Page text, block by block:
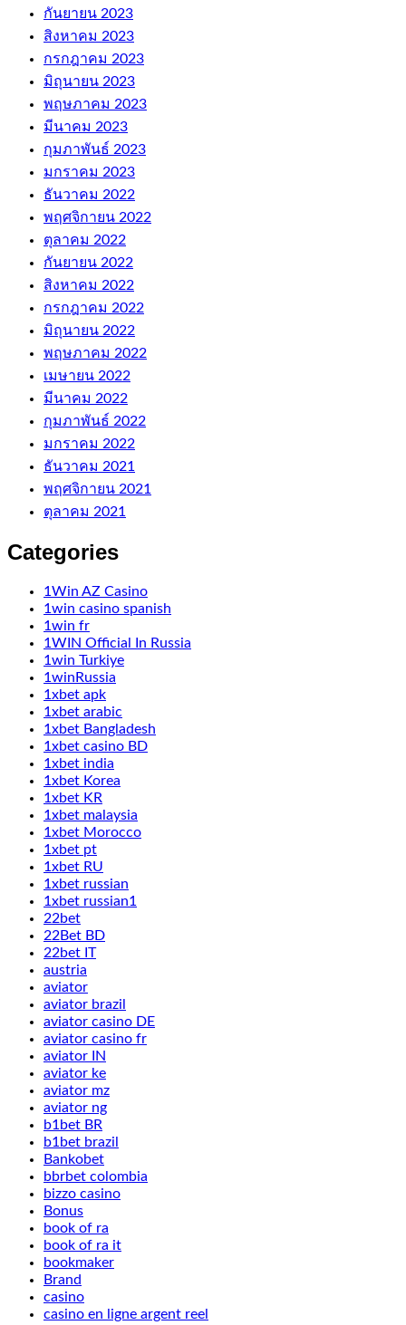
กันยายน 2023
สิงหาคม 2023
กรกฎาคม 2023
มิถุนายน 2023
พฤษภาคม 2023
มีนาคม 2023
กุมภาพันธ์ 2023
มกราคม 2023
ธันวาคม 2022
พฤศจิกายน 2022
ตุลาคม 2022
กันยายน 2022
สิงหาคม 2022
กรกฎาคม 2022
มิถุนายน 2022
พฤษภาคม 2022
เมษายน 2022
มีนาคม 2022
กุมภาพันธ์ 2022
มกราคม 2022
ธันวาคม 2021
พฤศจิกายน 2021
ตุลาคม 2021
Categories
1Win AZ Casino
1win casino spanish
1win fr
1WIN Official In Russia
1win Turkiye
1winRussia
1xbet apk
1xbet arabic
1xbet Bangladesh
1xbet casino BD
1xbet india
1xbet Korea
1xbet KR
1xbet malaysia
1xbet Morocco
1xbet pt
1xbet RU
1xbet russian
1xbet russian1
22bet
22Bet BD
22bet IT
austria
aviator
aviator brazil
aviator casino DE
aviator casino fr
aviator IN
aviator ke
aviator mz
aviator ng
b1bet BR
b1bet brazil
Bankobet
bbrbet colombia
bizzo casino
Bonus
book of ra
book of ra it
bookmaker
Brand
casino
casino en ligne argent reel